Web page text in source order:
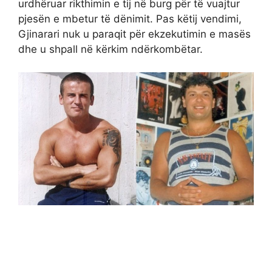
urdhëruar rikthimin e tij në burg për të vuajtur
pjesën e mbetur të dënimit. Pas këtij vendimi,
Gjinarari nuk u paraqit për ekzekutimin e masës
dhe u shpall në kërkim ndërkombëtar.